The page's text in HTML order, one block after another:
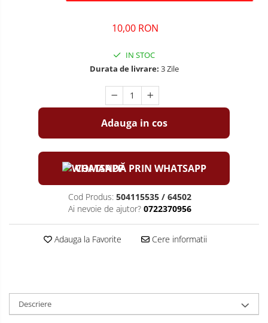
10,00 RON
IN STOC
Durata de livrare: 3 Zile
Adauga in cos
COMANDĂ PRIN WHATSAPP
Cod Produs: 504115535 / 64502
Ai nevoie de ajutor? 0722370956
Adauga la Favorite Cere informatii
Descriere